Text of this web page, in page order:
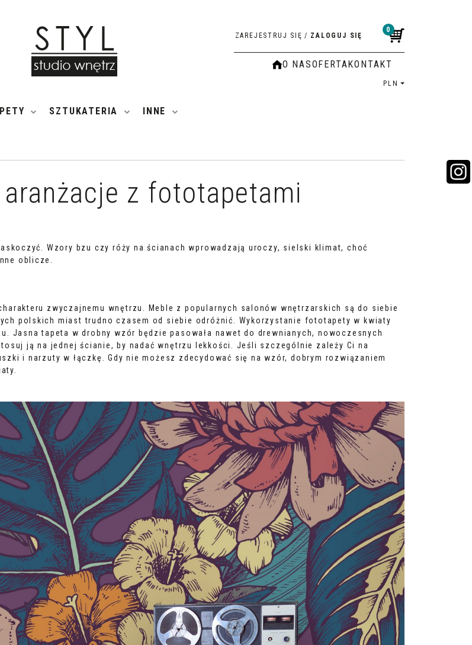
0
ZAREJESTRUJ SIĘ / ZALOGUJ SIĘ
O NASOFERTAKONTAKT
PLN
SZTUKATERIA INNE
z fototapetami
Wzory bzu czy róży na ścianach wprowadzają uroczy, sielski klimat, choć
oblicze.
zwyczajnemu wnętrzu. Meble z popularnych salonów wnętrzarskich są do siebie
polskich miast trudno czasem od siebie odróżnić. Wykorzystanie fototapety w kwiaty
Jasna tapeta w drobny wzór będzie pasowała nawet do drewnianych, nowoczesnych
ją na jednej ścianie, by nadać wnętrzu lekkości. Jeśli szczególnie zależy Ci na
i narzuty w łączkę. Gdy nie możesz zdecydować się na wzór, dobrym rozwiązaniem